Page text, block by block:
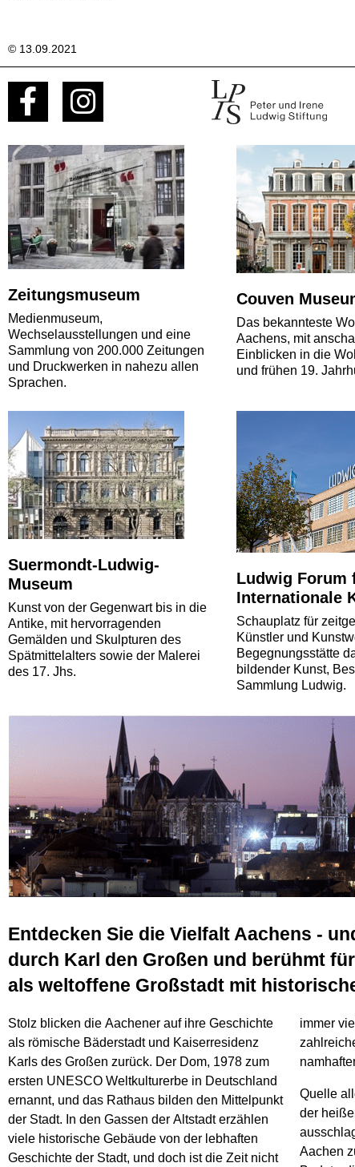
© 13.09.2021
Zeitungsmuseum
Medienmuseum,
Wechselausstellungen und eine
Sammlung von 200.000 Zeitungen
und Druckwerken in nahezu allen
Sprachen.
Couven
Das bekannteste
Aachens, mit
Einblicken in die
und frühen 19.
Suermondt-Ludwig-
Museum
Kunst von der Gegenwart bis in die
Antike, mit hervorragenden
Gemälden und Skulpturen des
Spätmittelalters sowie der Malerei
des 17. Jhs.
Ludwig Forum
Internationale
Schauplatz für
Künstler und
Begegnungsstätte
bildender Kunst,
Sammlung Ludwig.
Entdecken Sie die Vielfalt Aachens -
durch Karl den Großen und berühmt
als weltoffene Großstadt mit
Stolz blicken die Aachener auf ihre Geschichte
als römische Bäderstadt und Kaiserresidenz
Karls des Großen zurück. Der Dom, 1978 zum
ersten UNESCO Weltkulturerbe in Deutschland
ernannt, und das Rathaus bilden den Mittelpunkt
der Stadt. In den Gassen der Altstadt erzählen
viele historische Gebäude von der lebhaften
Geschichte der Stadt, und doch ist die Zeit nicht
immer
Quelle
der
Aachen